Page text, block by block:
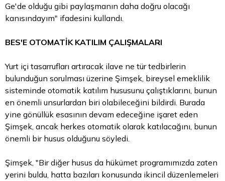
Ge'de olduğu gibi paylaşmanın daha doğru olacağı
kanısındayım" ifadesini kullandı.
BES'E OTOMATİK KATILIM ÇALIŞMALARI
Yurt içi tasarrufları artıracak ilave ne tür tedbirlerin
bulunduğun sorulması üzerine Şimşek, bireysel emeklilik
sisteminde otomatik katılım hususunu çalıştıklarını, bunun
en önemli unsurlardan biri olabileceğini bildirdi. Burada
yine gönüllük esasının devam edeceğine işaret eden
Şimşek, ancak herkes otomatik olarak katılacağını, bunun
önemli bir husus olduğunu söyledi.
Şimşek, "Bir diğer husus da hükümet programımızda zaten
yerini buldu, hatta bazıları konusunda ikincil düzenlemeleri